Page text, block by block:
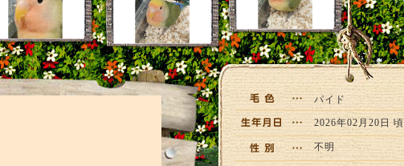
パイド
2026年02月20日 頃
不明